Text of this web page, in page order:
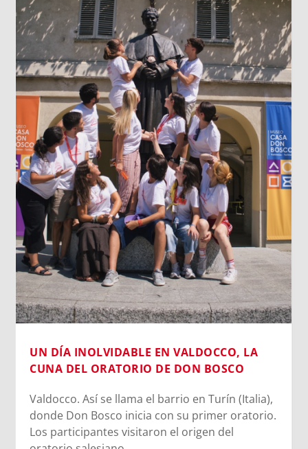
UN DÍA INOLVIDABLE EN VALDOCCO, LA
CUNA DEL ORATORIO DE DON BOSCO
Valdocco. Así se llama el barrio en Turín (Italia),
donde Don Bosco inicia con su primer oratorio.
Los participantes visitaron el origen del